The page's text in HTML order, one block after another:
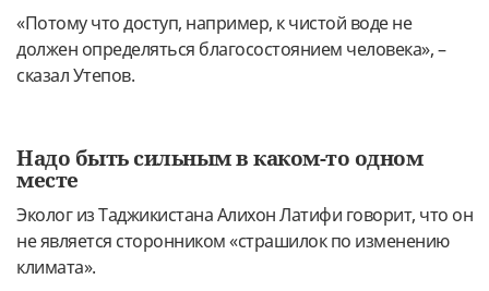
«Потому что доступ, например, к чистой воде не
должен определяться благосостоянием человека», –
сказал Утепов.
Надо быть сильным в каком-то одном
месте
Эколог из Таджикистана Алихон Латифи говорит, что он
не является сторонником «страшилок по изменению
климата».